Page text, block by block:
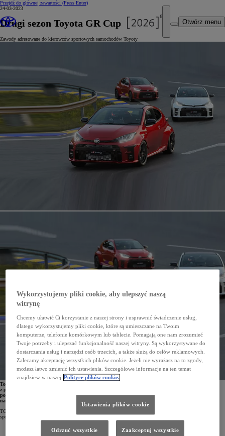
Przejdź do głównej zawartości (Press Enter)
Otwórz menu
24-03-2023
Drugi sezon Toyota GR Cup
Zawody adresowane do kierowców sportowych samochodów Toyoty
Toyota GR Cup to zawody organizowane przez TOYOTA GAZOO Racing Polska we współpracy
z popularnymi cyklami typu track day – Drive Cup oraz Race Cup. Mogą w nich brać udział
posiadacze aut z linii GR, Yarisa GRMN oraz innych sportowych modeli. Zmagania odbywają się
na profesjonalnych torach, znanych z prestiżowych wyścigów krajowych i międzynarodowych.
TOYOTA GAZOO Racing Polska rozpoczyna drugi sezon markowego pucharu Toyota GR Cup. Miłośnicy
sportowych aut Toyoty będą rywalizować w kilku powiązanych ze sobą wydarzeniach:
Toyota GR Cup – zawodach skierowanych do pasjonatów szybkiej jazdy samochodami Toyoty,
Toyota GR Cup DIGITAL– serii rozgrywanej w świecie wirtualnym,
Wykorzystujemy pliki cookie, aby ulepszyć naszą
witrynę
Chcemy ułatwić Ci korzystanie z naszej strony i usprawnić świadczenie usług,
dlatego wykorzystujemy pliki cookie, które są umieszczane na Twoim
komputerze, telefonie komórkowym lub tablecie. Pomagają one nam zrozumieć
Twoje potrzeby i ulepszać funkcjonalność naszej witryny. Są wykorzystywane do
dostarczania usług i narzędzi osób trzecich, a także służą do celów reklamowych.
Zalecamy akceptację wszystkich plików cookie. Jeżeli nie wyrażasz na to zgody,
możesz łatwo zmienić ich ustawienia. Szczegółowe informacje na ten temat
znajdziesz w naszej Polityce plików cookie.
Ustawienia plików cookie
Odrzuć wszystkie Zaakceptuj wszystkie